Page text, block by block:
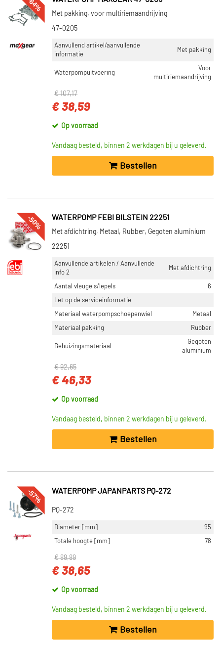
-64%
Met pakking, voor multiriemaandrijving
47-0205
Aanvullend artikel/aanvullende
informatie
Met pakking
Waterpompuitvoering
Voor
multiriemaandrijving
€ 107,17
€ 38,59
Op voorraad
Vandaag besteld, binnen 2 werkdagen bij u geleverd.
Bestellen
-50% WATERPOMP FEBI BILSTEIN 22251
Met afdichtring, Metaal, Rubber, Gegoten aluminium
22251
Aanvullende artikelen / Aanvullende
info 2
Met afdichtring
Aantal vleugels/lepels
6
Let op de serviceinformatie
Materiaal waterpompschoepenwiel
Metaal
Materiaal pakking
Rubber
Behuizingsmateriaal
Gegoten
aluminium
€ 92,65
€ 46,33
Op voorraad
Vandaag besteld, binnen 2 werkdagen bij u geleverd.
Bestellen
-57% WATERPOMP JAPANPARTS PQ-272
PQ-272
Diameter [mm]
95
Totale hoogte [mm]
78
€ 89,89
€ 38,65
Op voorraad
Vandaag besteld, binnen 2 werkdagen bij u geleverd.
Bestellen